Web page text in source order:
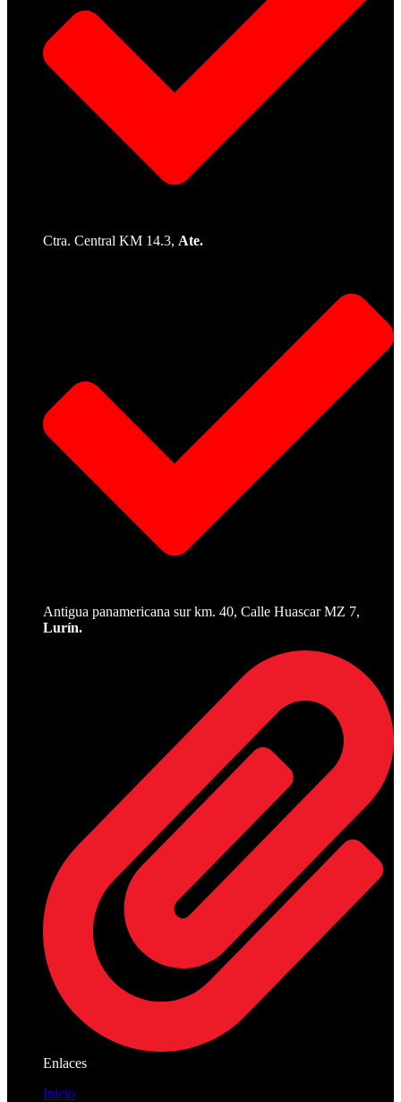
Ctra. Central KM 14.3, Ate.
Antigua panamericana sur km. 40, Calle Huascar MZ 7,
Lurín.
Enlaces
Inicio